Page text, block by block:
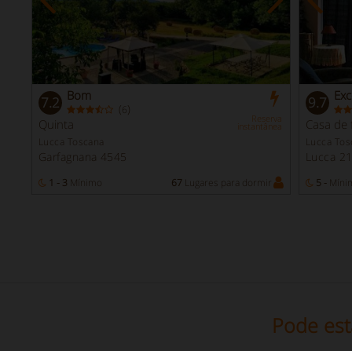
7.2 Bom
( )
Reserva
instantânea
Quinta
Lucca Toscana
Garfagnana 4545
1 - 3 Mínimo 67 Lugares para dormir
9.7
Casa de
Lucca
Lucca
5 -
Pode